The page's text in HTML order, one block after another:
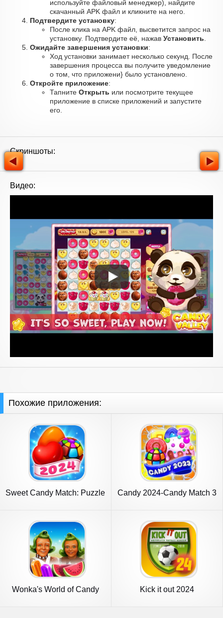
используйте файловый менеджер), найдите
скачанный APK файл и кликните на него.
Подтвердите установку:
После клика на APK файл, высветится запрос на
установку. Подтвердите её, нажав Установить
Ожидайте завершения установки:
Ход установки занимает несколько секунд. После
завершения процесса вы получите уведомление
о том, что приложени} было установлено.
Откройте приложение:
Тапните Открыть или посмотрите текущее
приложение в списке приложений и запустите
его.
Скриншоты:
Видео:
Похожие приложения:
Sweet Candy Match: Puzzle
Candy 2024-Candy Match 3
Wonka's World of Candy
Kick it out 2024